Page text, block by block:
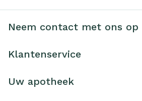
Neem contact met ons op
Klantenservice
Uw apotheek